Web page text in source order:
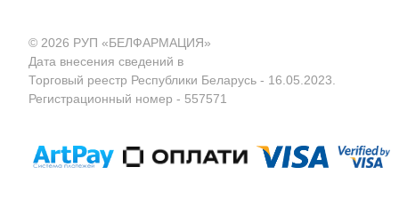
© 2026 РУП «БЕЛФАРМАЦИЯ»
Дата внесения сведений в
Торговый реестр Республики Беларусь - 16.05.2023.
Регистрационный номер - 557571